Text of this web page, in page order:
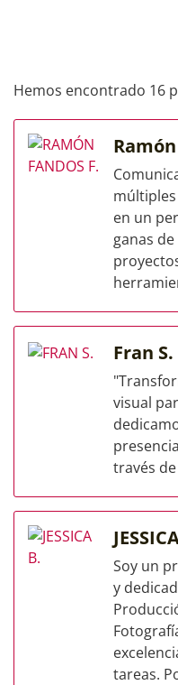
Hemos encontrado 16
en un
ganas
Fran S.
visual
través
Soy un
y
tareas.